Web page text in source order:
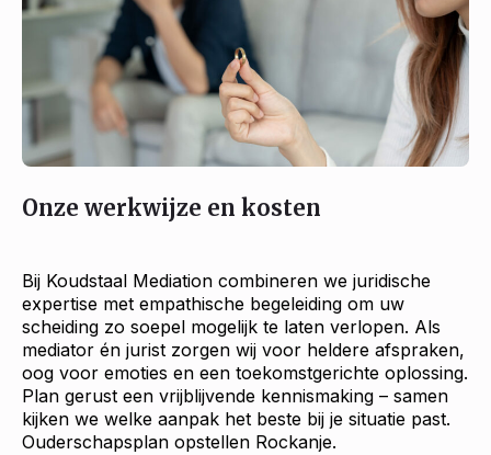
Onze werkwijze en kosten
Bij Koudstaal Mediation combineren we juridische
expertise met empathische begeleiding om uw
scheiding zo soepel mogelijk te laten verlopen. Als
mediator én jurist zorgen wij voor heldere afspraken,
oog voor emoties en een toekomstgerichte oplossing.
Plan gerust een vrijblijvende kennismaking – samen
kijken we welke aanpak het beste bij je situatie past.
Ouderschapsplan opstellen Rockanje.